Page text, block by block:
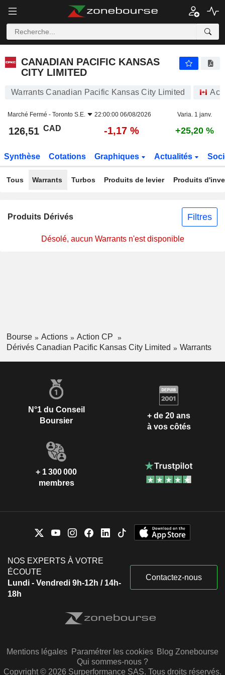
CANADIAN PACIFIC KANSAS
CITY LIMITED
Warrants Canadian Pacific Kansas City Limited
Marché Fermé - Toronto S.E. 22:00:00 06/08/2026 Varia. 1 janv.
126,51 CAD -1,17 % +25,20 %
Synthèse Cotations Graphiques Actualités
Tous Warrants Turbos Produits de levier Produits
Produits Dérivés Filtres
Désolé, aucun Warrants n'est disponible
Bourse Actions
Action CP
Dérivés Canadian Pacific Kansas City Limited
Warrants
N°1 du Conseil
Boursier
+ de 20 ans
à vos côtés
+ 1 300 000
membres
NOS EXPERTS À VOTRE
ÉCOUTE
Lundi - Vendredi 9h-12h / 14h-
18h
Contactez-nous
Mentions légales Paramétrer les cookies Blog Zonebourse
Qui sommes-nous ?
Copyright © 2026 Surperformance SAS. Tous droits réservés.